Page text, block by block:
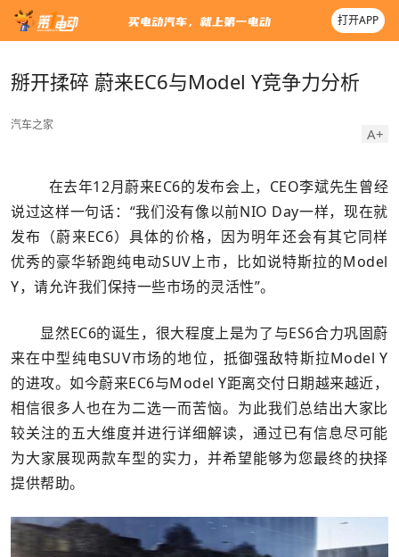
打开APP
掰开揉碎 蔚来EC6与Model Y竞争力分析
汽车之家
A+
在去年12月蔚来EC6的发布会上，CEO李斌先生曾经
说过这样一句话：“我们没有像以前NIO Day一样，现在就
发布（蔚来EC6）具体的价格，因为明年还会有其它同样
优秀的豪华轿跑纯电动SUV上市，比如说特斯拉的Model
Y，请允许我们保持一些市场的灵活性”。
显然EC6的诞生，很大程度上是为了与ES6合力巩固蔚
来在中型纯电SUV市场的地位，抵御强敌特斯拉Model Y
的进攻。如今蔚来EC6与Model Y距离交付日期越来越近，
相信很多人也在为二选一而苦恼。为此我们总结出大家比
较关注的五大维度并进行详细解读，通过已有信息尽可能
为大家展现两款车型的实力，并希望能够为您最终的抉择
提供帮助。